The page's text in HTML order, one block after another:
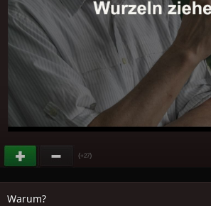
(+27)
Warum?